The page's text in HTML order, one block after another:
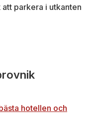
parkera i utkanten
hotellen och